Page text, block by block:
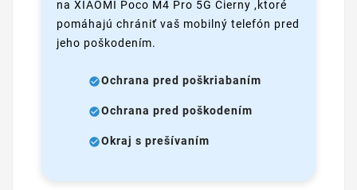
na XIAOMI Poco M4 Pro 5G Čierny ,ktoré
pomáhajú chrániť vaš mobilný telefón pred
jeho poškodením.
Ochrana pred poškriabaním
Ochrana pred poškodením
Okraj s prešívaním